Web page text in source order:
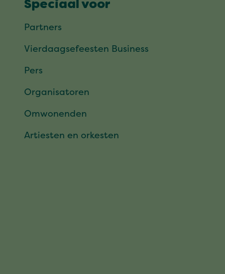
Speciaal voor
Partners
Vierdaagsefeesten Business
Pers
Organisatoren
Omwonenden
Artiesten en orkesten